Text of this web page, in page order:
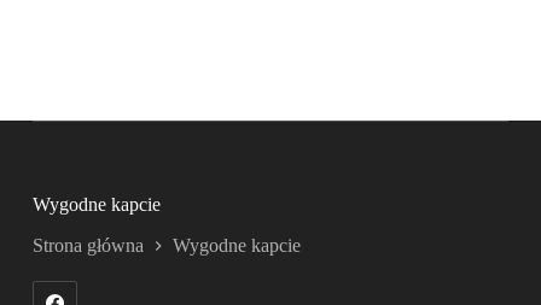
Wygodne kapcie
Strona główna Wygodne kapcie